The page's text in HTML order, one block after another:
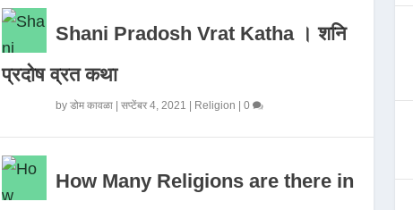
Shani Pradosh Vrat Katha । शनि
प्रदोष व्रत कथा
by डोम कावळा| सप्टेंबर 4, 2021 Religion 0
How Many Religions are there in